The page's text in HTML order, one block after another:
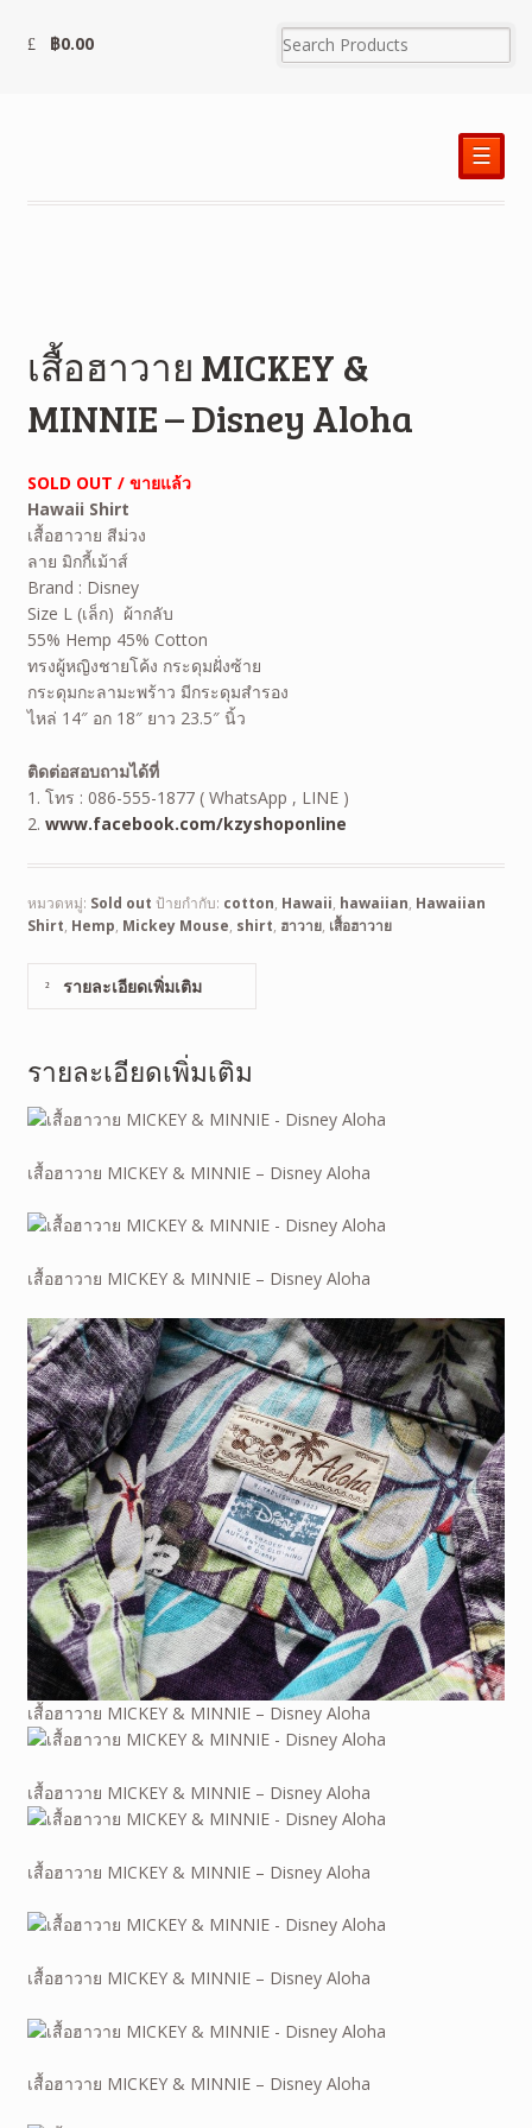
฿0.00
☰
เสื้อฮาวาย MICKEY &
MINNIE – Disney Aloha
SOLD OUT / ขายแล้ว
Hawaii Shirt
เสื้อฮาวาย สีม่วง
ลาย มิกกี้เม้าส์
Brand : Disney
Size L (เล็ก) ผ้ากลับ
55% Hemp 45% Cotton
ทรงผู้หญิงชายโค้ง กระดุมฝั่งซ้าย
กระดุมกะลามะพร้าว มีกระดุมสำรอง
ไหล่ 14″ อก 18″ ยาว 23.5″ นิ้ว
ติดต่อสอบถามได้ที่
1. โทร : 086-555-1877 ( WhatsApp , LINE )
2. www.facebook.com/kzyshoponline
หมวดหมู่: Sold out ป้ายกำกับ: cotton, Hawaii, hawaiian, Hawaiian
Shirt, Hemp, Mickey Mouse, shirt, ฮาวาย, เสื้อฮาวาย
รายละเอียดเพิ่มเติม
รายละเอียดเพิ่มเติม
เสื้อฮาวาย MICKEY & MINNIE – Disney Aloha
เสื้อฮาวาย MICKEY & MINNIE – Disney Aloha
เสื้อฮาวาย MICKEY & MINNIE – Disney Aloha
เสื้อฮาวาย MICKEY & MINNIE – Disney Aloha
เสื้อฮาวาย MICKEY & MINNIE – Disney Aloha
เสื้อฮาวาย MICKEY & MINNIE – Disney Aloha
เสื้อฮาวาย MICKEY & MINNIE – Disney Aloha